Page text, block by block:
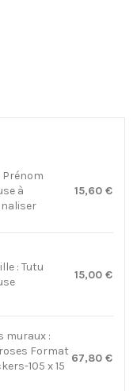
à
15,60 €
: Tutu
15,00 €
muraux :
Format
105 x 15
67,80 €